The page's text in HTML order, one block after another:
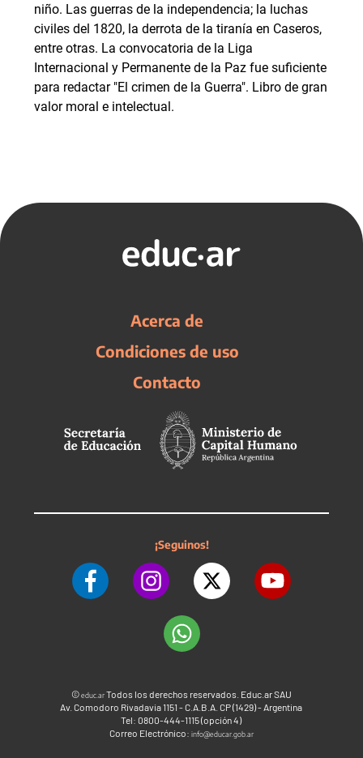
niño. Las guerras de la independencia; la luchas
civiles del 1820, la derrota de la tiranía en Caseros,
entre otras. La convocatoria de la Liga
Internacional y Permanente de la Paz fue suficiente
para redactar "El crimen de la Guerra". Libro de gran
valor moral e intelectual.
Acerca de
Condiciones de uso
Contacto
¡Seguinos!
©educ.arTodos los derechos reservados. Educ.ar SAU
Av. Comodoro Rivadavia 1151 - C.A.B.A. CP (1429) - Argentina
Tel: 0800-444-1115 (opción 4)
Correo Electrónico: info@educar.gob.ar